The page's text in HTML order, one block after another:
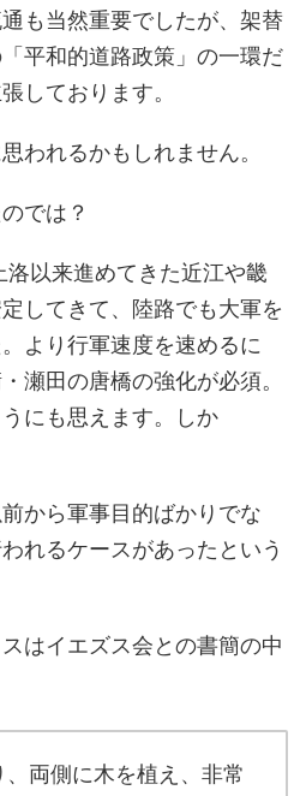
も当然重要でしたが、架替
平和的道路政策」の一環だ
しております。
われるかもしれません。
では？
以来進めてきた近江や畿
してきて、陸路でも大軍を
より行軍速度を速めるに
瀬田の唐橋の強化が必須。
にも思えます。しか
から軍事目的ばかりでな
れるケースがあったという
はイエズス会との書簡の中
、両側に木を植え、非常